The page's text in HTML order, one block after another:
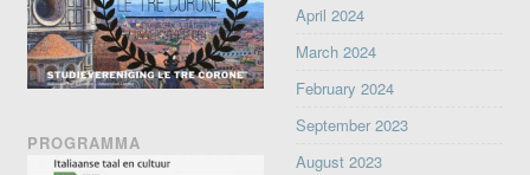
PROGRAMMA
April 2024
March 2024
February 2024
September 2023
August 2023